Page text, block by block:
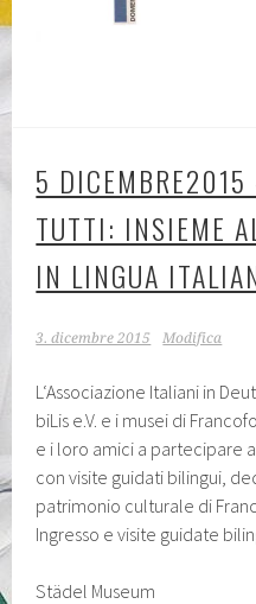
5
TUTTI: INSIEME
IN LINGUA
3. dicembre 2015 Modifica
L‘Associazione Italiani in
biLis e.V. e i musei di
e i loro amici a partecipare
con visite guidati bilingui,
patrimonio culturale di
Ingresso e visite guidate
Städel Museum